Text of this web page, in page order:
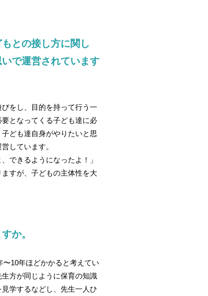
との接し方に関し
で運営されています
をし、目的を持って行う一
となってくる子ども達に必
ども達自身がやりたいと思
しています。
できるようになったよ！」
すが、子どもの主体性を大
か。
10年ほどかかると考えてい
方が同じように保育の知識
学するなどし、先生一人ひ